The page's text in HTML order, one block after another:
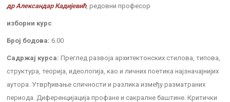
др Александар Кадијевић, редовни професор
изборни курс
Број бодова: 6.00
Садржај курса: Преглед развоја архитектонских стилова, типова,
структура, теорија, идеологија, као и личних поетика најзначајнијих
аутора. Утврђивање сличности и разлика између разматраних
периода. Диференцијација профане и сакралне баштине. Критички